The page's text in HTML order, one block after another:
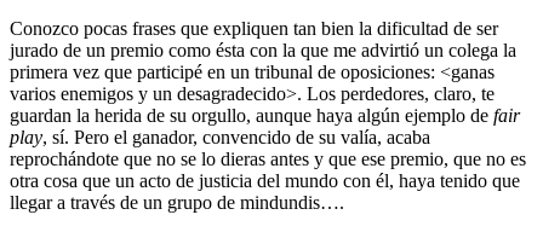
Conozco pocas frases que expliquen tan bien la dificultad de ser
jurado de un premio como ésta con la que me advirtió un colega la
primera vez que participé en un tribunal de oposiciones: <ganas
varios enemigos y un desagradecido>. Los perdedores, claro, te
guardan la herida de su orgullo, aunque haya algún ejemplo de fair
play, sí. Pero el ganador, convencido de su valía, acaba
reprochándote que no se lo dieras antes y que ese premio, que no es
otra cosa que un acto de justicia del mundo con él, haya tenido que
llegar a través de un grupo de mindundis….